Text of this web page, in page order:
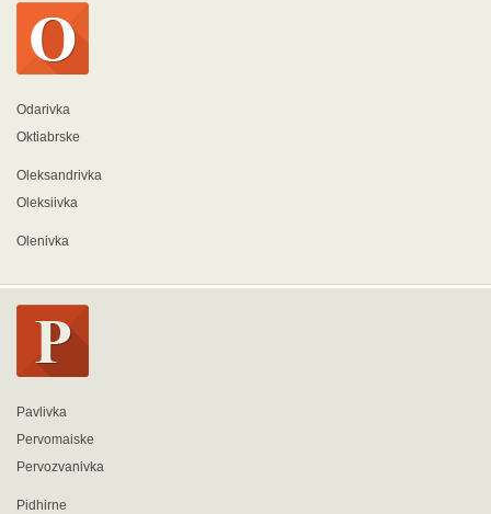
Odarivka
Oktiabrske
Oleksandrivka
Oleksiivka
Olenivka
Pavlivka
Pervomaiske
Pervozvanivka
Pidhirne